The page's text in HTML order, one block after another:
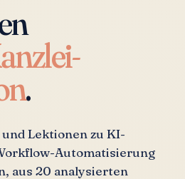
.
Lektionen zu KI-
Automatisierung
aus 20 analysierten